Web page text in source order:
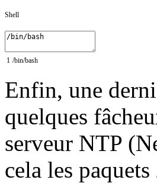
Shell
1 /bin/bash
Enfin, une
quelques
serveur NTP
cela les paquets